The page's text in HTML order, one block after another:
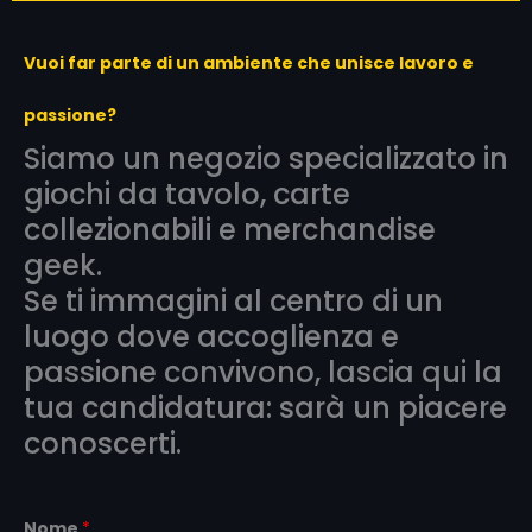
Vuoi far parte di un ambiente che unisce lavoro e
passione?
Siamo un negozio specializzato in
giochi da tavolo, carte
collezionabili e merchandise
geek.
Se ti immagini al centro di un
luogo dove accoglienza e
passione convivono, lascia qui la
tua candidatura: sarà un piacere
conoscerti.